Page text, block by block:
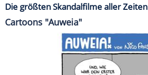
Die größten Skandalfilme aller Zeiten
Cartoons "Auweia"